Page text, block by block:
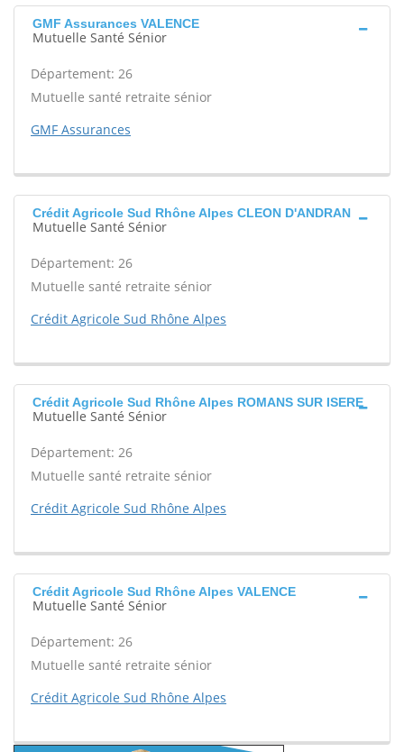
GMF Assurances VALENCE
Mutuelle Santé Sénior
Département: 26
Mutuelle santé retraite sénior
GMF Assurances
Crédit Agricole Sud Rhône Alpes CLEON D'ANDRAN
Mutuelle Santé Sénior
Département: 26
Mutuelle santé retraite sénior
Crédit Agricole Sud Rhône Alpes
Crédit Agricole Sud Rhône Alpes ROMANS SUR ISERE
Mutuelle Santé Sénior
Département: 26
Mutuelle santé retraite sénior
Crédit Agricole Sud Rhône Alpes
Crédit Agricole Sud Rhône Alpes VALENCE
Mutuelle Santé Sénior
Département: 26
Mutuelle santé retraite sénior
Crédit Agricole Sud Rhône Alpes